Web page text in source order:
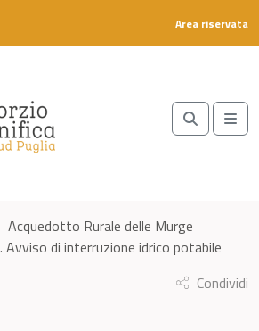
Area riservata
Search
Acquedotto Rurale delle Murge
di interruzione idrico potabile
Condividi